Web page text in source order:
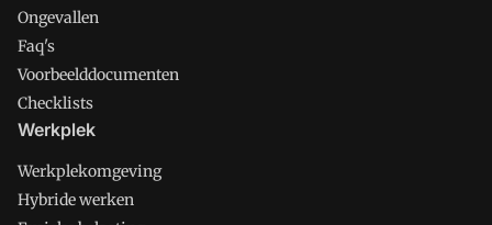
Ongevallen
Faq's
Voorbeelddocumenten
Checklists
Werkplek
Werkplekomgeving
Hybride werken